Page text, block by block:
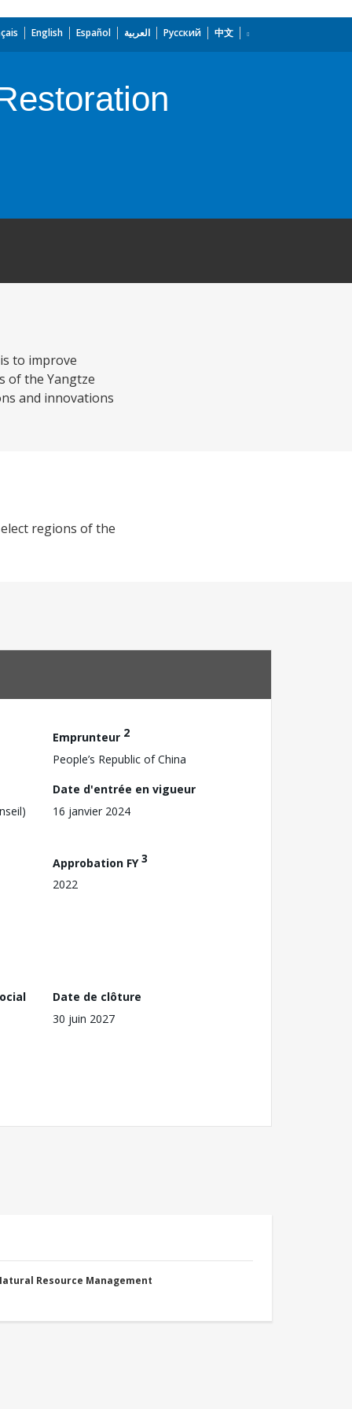
English Español العربية Русский 中文
to improve
of the Yangtze
and innovations
regions of the
Emprunteur 2
People’s Republic of China
Date d'entrée en vigueur
16 janvier 2024
Approbation FY3
2022
Date de clôture
30 juin 2027
Resource Management